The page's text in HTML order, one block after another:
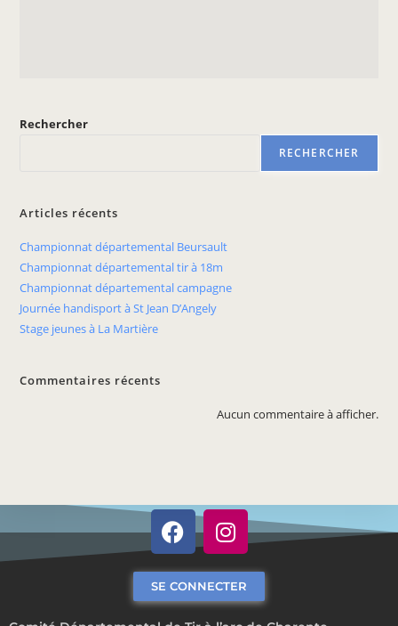
Rechercher
RECHERCHER
Articles récents
Championnat départemental Beursault
Championnat départemental tir à 18m
Championnat départemental campagne
Journée handisport à St Jean D’Angely
Stage jeunes à La Martière
Commentaires récents
Aucun commentaire à afficher.
SE CONNECTER